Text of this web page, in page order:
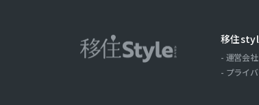
氏名
およ
（2
商品
移住
運営会社
プライ